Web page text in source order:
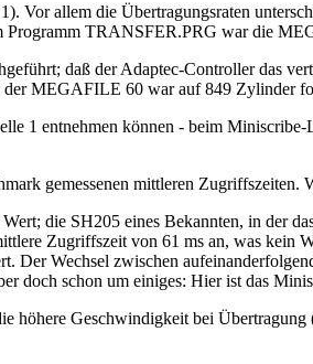
Vor allem die Übertragungsraten
Programm TRANSFER.PRG war die
daß der Adaptec-Controller das
MEGAFILE 60 war auf 849 Zylinder
1 entnehmen können - beim
gemessenen mittleren
die SH205 eines Bekannten, in der
Zugriffszeit von 61 ms an, was kein
Der Wechsel zwischen
doch schon um einiges: Hier ist das
höhere Geschwindigkeit bei